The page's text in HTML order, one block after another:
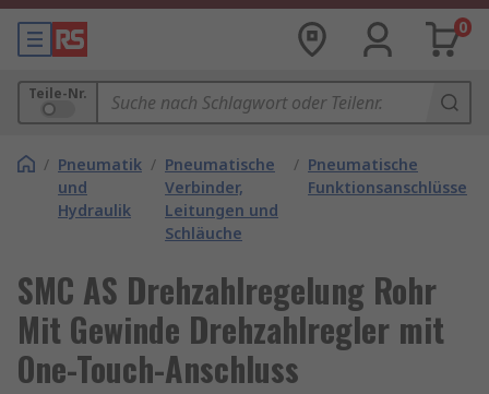
0
Teile-Nr.
/ Pneumatik
und
Hydraulik
/ Pneumatische
Verbinder,
Leitungen und
Schläuche
/ Pneumatische
Funktionsanschlüsse
SMC AS Drehzahlregelung Rohr
Mit Gewinde Drehzahlregler mit
One-Touch-Anschluss